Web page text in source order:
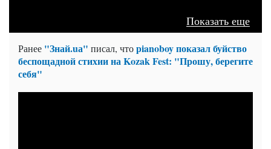
Показать еще
Ранее "Знай.uа" писал, чторianoboy показал буйство
беспощадной стихии на Kozak Fest: "Прошу, берегите
себя"